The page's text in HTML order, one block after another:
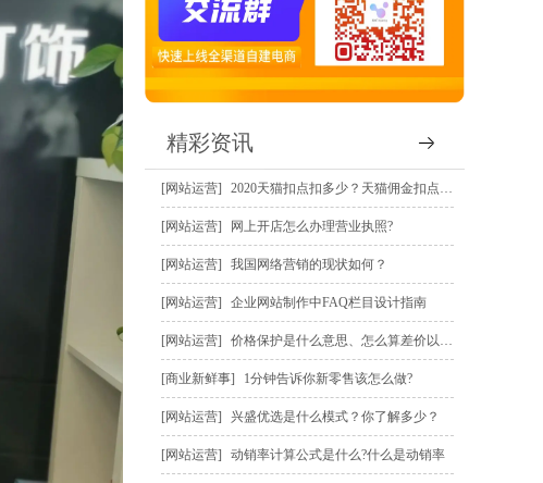
精彩资讯
网站运营 2020天猫扣点扣多少？天猫佣金扣点规则？
网站运营 网上开店怎么办理营业执照?
网站运营 我国网络营销的现状如何？
网站运营 企业网站制作中FAQ栏目设计指南
网站运营 价格保护是什么意思、怎么算差价以及怎么申请价保赔偿？
商业新鲜事 1分钟告诉你新零售该怎么做?
网站运营 兴盛优选是什么模式？你了解多少？
网站运营 动销率计算公式是什么?什么是动销率